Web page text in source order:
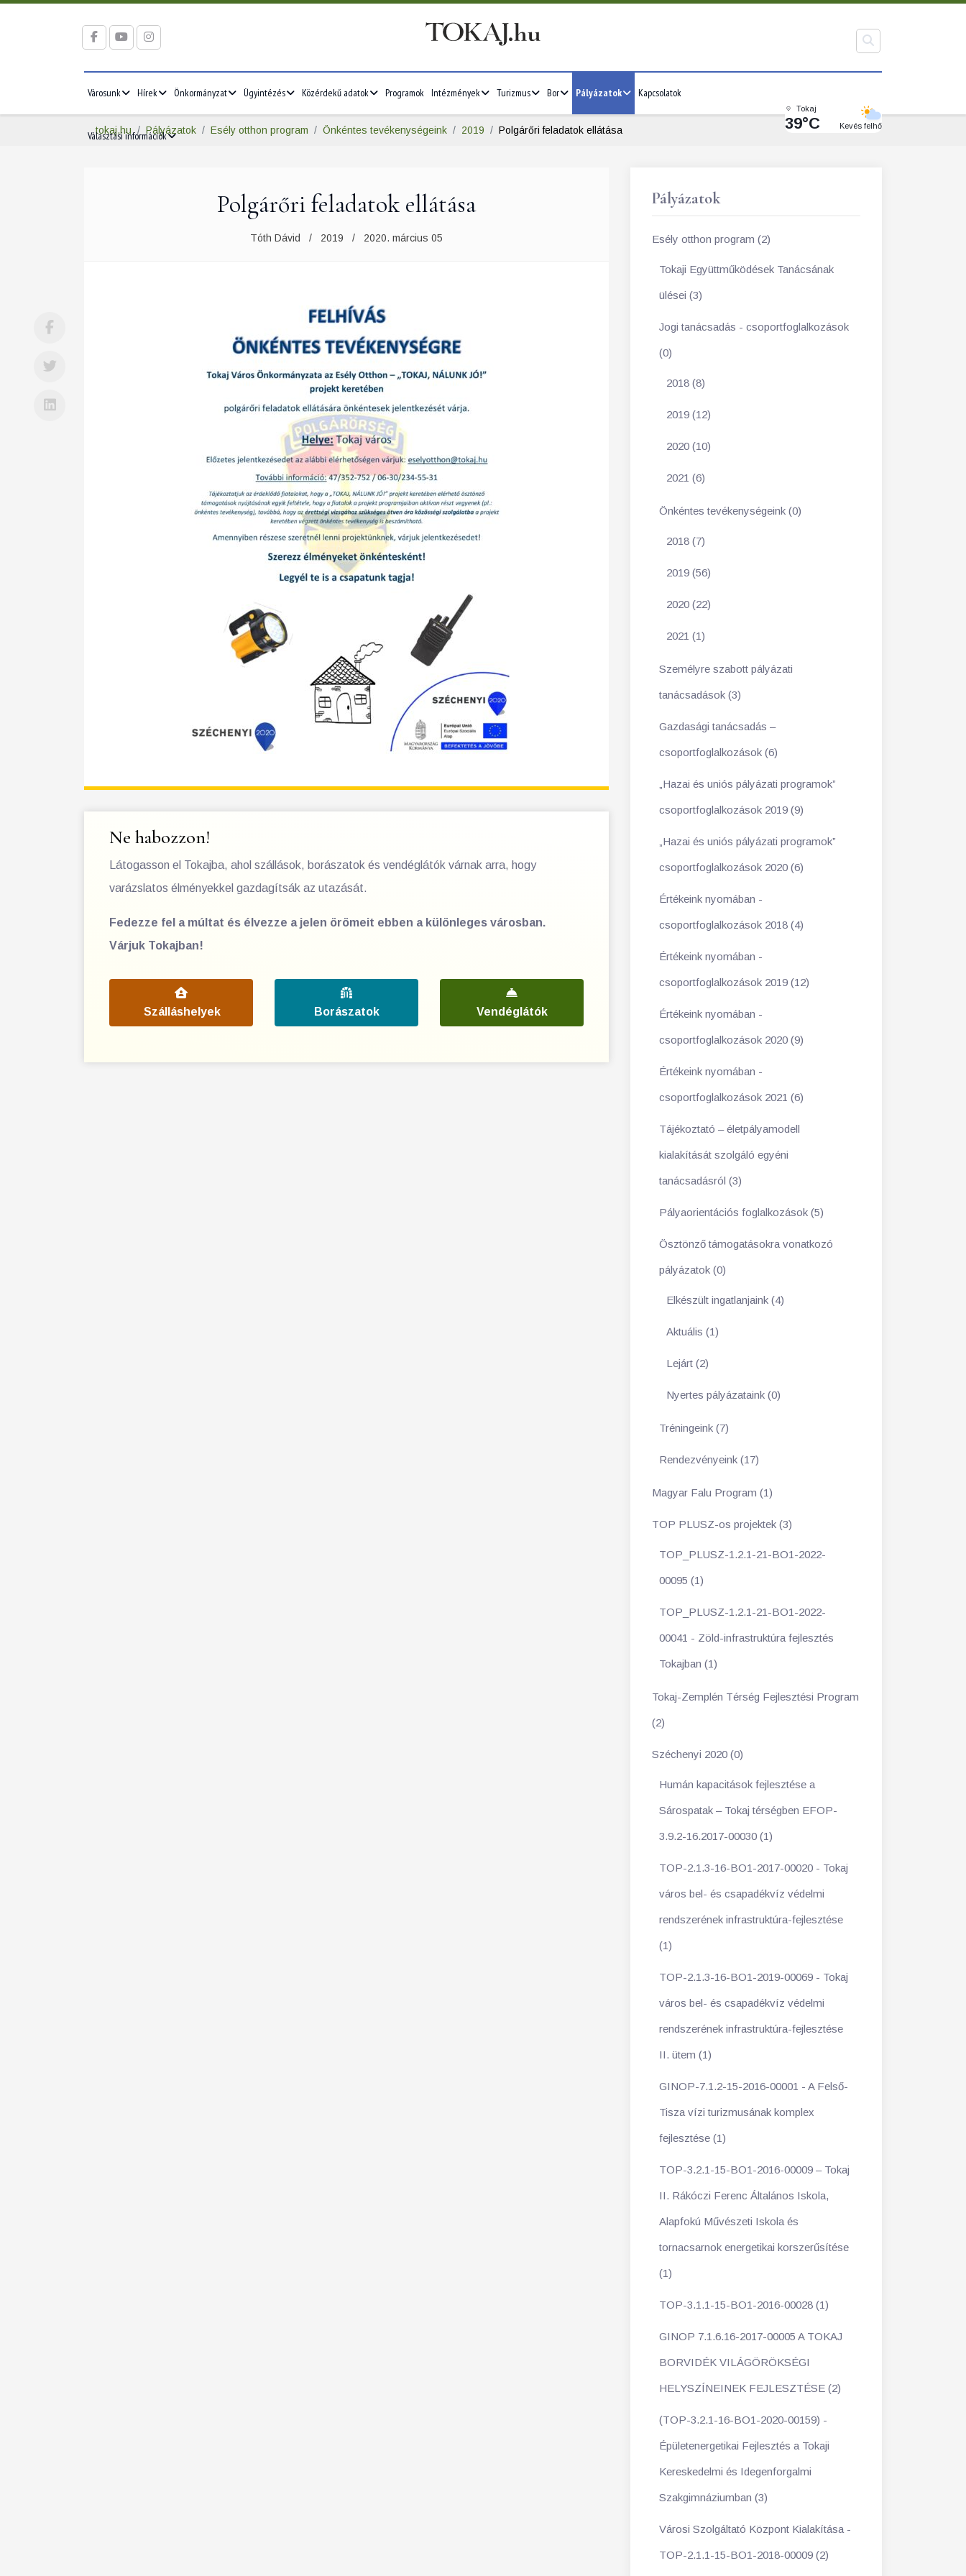
Városunk Hírek Önkormányzat Ügyintézés Közérdekű adatok Programok Intézmények Turizmus Bor Pályázatok Kapcsolatok
Választási információk
Tokaj
39°C Kevés felhő
tokaj.hu Pályázatok Esély otthon program Önkéntes tevékenységeink 2019 Polgárőri feladatok ellátása
Polgárőri feladatok ellátása
Tóth Dávid 2019 2020. március 05
Ne habozzon!
Látogasson el Tokajba, ahol szállások, borászatok és vendéglátók várnak arra, hogy
varázslatos élményekkel gazdagítsák az utazását.
Fedezze fel a múltat és élvezze a jelen örömeit ebben a különleges városban.
Várjuk Tokajban!
Szálláshelyek Borászatok Vendéglátók
Pályázatok
Esély otthon program (2)
Tokaji Együttműködések Tanácsának
ülései (3)
Jogi tanácsadás - csoportfoglalkozások
(0)
2018 (8)
2019 (12)
2020 (10)
2021 (6)
Önkéntes tevékenységeink (0)
2018 (7)
2019 (56)
2020 (22)
2021 (1)
Személyre szabott pályázati
tanácsadások (3)
Gazdasági tanácsadás –
csoportfoglalkozások (6)
„Hazai és uniós pályázati programok”
csoportfoglalkozások 2019 (9)
„Hazai és uniós pályázati programok”
csoportfoglalkozások 2020 (6)
Értékeink nyomában -
csoportfoglalkozások 2018 (4)
Értékeink nyomában -
csoportfoglalkozások 2019 (12)
Értékeink nyomában -
csoportfoglalkozások 2020 (9)
Értékeink nyomában -
csoportfoglalkozások 2021 (6)
Tájékoztató – életpályamodell
kialakítását szolgáló egyéni
tanácsadásról (3)
Pályaorientációs foglalkozások (5)
Ösztönző támogatásokra vonatkozó
pályázatok (0)
Elkészült ingatlanjaink (4)
Aktuális (1)
Lejárt (2)
Nyertes pályázataink (0)
Tréningeink (7)
Rendezvényeink (17)
Magyar Falu Program (1)
TOP PLUSZ-os projektek (3)
TOP_PLUSZ-1.2.1-21-BO1-2022-
00095 (1)
TOP_PLUSZ-1.2.1-21-BO1-2022-
00041 - Zöld-infrastruktúra fejlesztés
Tokajban (1)
Tokaj-Zemplén Térség Fejlesztési Program
(2)
Széchenyi 2020 (0)
Humán kapacitások fejlesztése a
Sárospatak – Tokaj térségben EFOP-
3.9.2-16.2017-00030 (1)
TOP-2.1.3-16-BO1-2017-00020 - Tokaj
város bel- és csapadékvíz védelmi
rendszerének infrastruktúra-fejlesztése
(1)
TOP-2.1.3-16-BO1-2019-00069 - Tokaj
város bel- és csapadékvíz védelmi
rendszerének infrastruktúra-fejlesztése
II. ütem (1)
GINOP-7.1.2-15-2016-00001 - A Felső-
Tisza vízi turizmusának komplex
fejlesztése (1)
TOP-3.2.1-15-BO1-2016-00009 – Tokaj
II. Rákóczi Ferenc Általános Iskola,
Alapfokú Művészeti Iskola és
tornacsarnok energetikai korszerűsítése
(1)
TOP-3.1.1-15-BO1-2016-00028 (1)
GINOP 7.1.6.16-2017-00005 A TOKAJ
BORVIDÉK VILÁGÖRÖKSÉGI
HELYSZÍNEINEK FEJLESZTÉSE (2)
(TOP-3.2.1-16-BO1-2020-00159) -
Épületenergetikai Fejlesztés a Tokaji
Kereskedelmi és Idegenforgalmi
Szakgimnáziumban (3)
Városi Szolgáltató Központ Kialakítása -
TOP-2.1.1-15-BO1-2018-00009 (2)